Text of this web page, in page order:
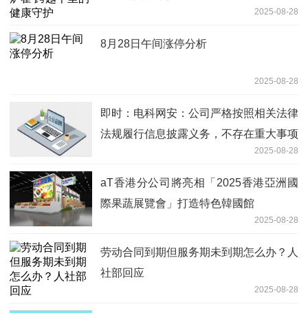
2025-08-28
8月28日午间涨停分析
2025-08-28
即时：电科网安：公司严格按照相关法律
法规履行信息披露义务，不存在重大事项
2025-08-28
aT香港分公司將亮相「2025香港亞洲國
際果蔬展覽會」打造特色韓國館
2025-08-28
劳动合同到期但服务期未到期怎么办？人
社部回应
2025-08-28